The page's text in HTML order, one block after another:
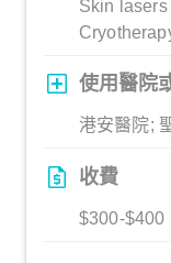
Skin lasers
使用醫院
港安醫院;
收費
$300-$400